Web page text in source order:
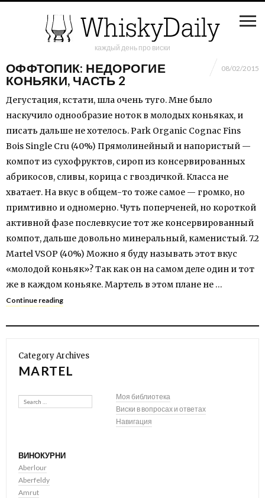
каждый день про виски
ОФФТОПИК: НЕДОРОГИЕ
КОНЬЯКИ, ЧАСТЬ 2
08/02/2015
Дегустация, кстати, шла очень туго. Мне было
наскучило однообразие ноток в молодых коньяках, и
писать дальше не хотелось. Park Organic Cognac Fins
Bois Single Cru (40%) Прямолинейный и напористый —
компот из сухофруктов, сироп из консервированных
абрикосов, сливы, корица с гвоздичкой. Класса не
хватает. На вкус в общем-то тоже самое — громко, но
примтивно и одномерно. Чуть поперченей, но короткой
активной фазе послевкусие тот же консервированный
компот, дальше довольно минеральный, каменистый. 7.2
Martel VSOP (40%) Можно я буду называть этот вкус
«молодой коньяк»? Так как он на самом деле один и тот
же в каждом коньяке. Мартель в этом плане не …
Continue reading
Category Archives
MARTEL
Search
Моя библиотека
Виски в вопросах и ответах
Навигация
ВИНОКУРНИ
Aberlour
Aberfeldy
Amrut